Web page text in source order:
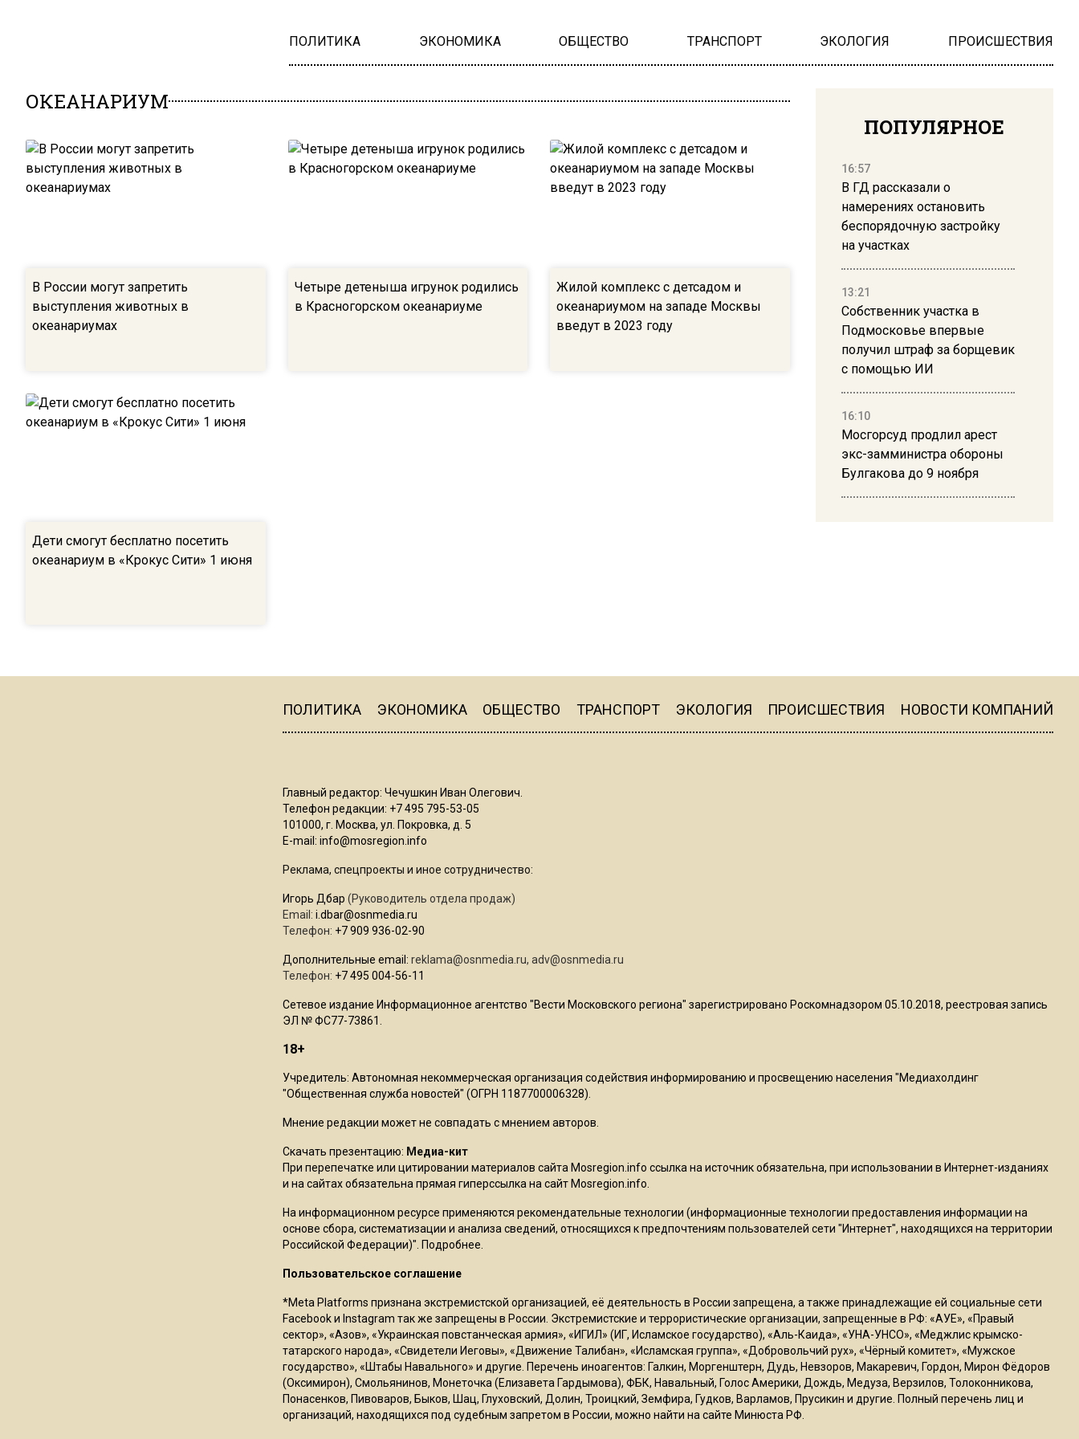
ПОЛИТИКА ЭКОНОМИКА ОБЩЕСТВО ТРАНСПОРТ ЭКОЛОГИЯ ПРОИСШЕСТВИЯ
ОКЕАНАРИУМ
В России могут запретить
выступления животных в
океанариумах
Четыре детеныша игрунок родились
в Красногорском океанариуме
Жилой комплекс с детсадом и
океанариумом на западе Москвы
введут в 2023 году
Дети смогут бесплатно посетить
океанариум в «Крокус Сити» 1 июня
ПОПУЛЯРНОЕ
16:57
В ГД рассказали о
намерениях остановить
беспорядочную застройку
на участках
13:21
Собственник участка в
Подмосковье впервые
получил штраф за борщевик
с помощью ИИ
16:10
Мосгорсуд продлил арест
экс-замминистра обороны
Булгакова до 9 ноября
В Москве 2 августа
ограничат движение на
пиццы валяются на полу
причину банкротства
13:27
20:56
Сотрудники хлебозавода в
Балашихе массово
увольняются из-за жары в
ПОЛИТИКА ЭКОНОМИКА ОБЩЕСТВО ТРАНСПОРТ ЭКОЛОГИЯ ПРОИСШЕСТВИЯ НОВОСТИ КОМПАНИЙ
Главный редактор: Чечушкин Иван Олегович.
Телефон редакции: +7 495 795-53-05
101000, г. Москва, ул. Покровка, д. 5
E-mail: info@mosregion.info
Реклама, спецпроекты и иное сотрудничество:
Игорь Дбар (Руководитель отдела продаж)
Email: i.dbar@osnmedia.ru
Телефон: +7 909 936-02-90
Дополнительные email: reklama@osnmedia.ru, adv@osnmedia.ru
Телефон: +7 495 004-56-11
Сетевое издание Информационное агентство "Вести Московского региона" зарегистрировано Роскомнадзором 05.10.2018, реестровая запись
ЭЛ № ФС77-73861.
18+
Учредитель: Автономная некоммерческая организация содействия информированию и просвещению населения "Медиахолдинг
"Общественная служба новостей" (ОГРН 1187700006328).
Мнение редакции может не совпадать с мнением авторов.
Скачать презентацию: Медиа-кит
При перепечатке или цитировании материалов сайта Mosregion.info ссылка на источник обязательна, при использовании в Интернет-изданиях
и на сайтах обязательна прямая гиперссылка на сайт Mosregion.info.
На информационном ресурсе применяются рекомендательные технологии (информационные технологии предоставления информации на
основе сбора, систематизации и анализа сведений, относящихся к предпочтениям пользователей сети "Интернет", находящихся на территории
Российской Федерации)". Подробнее
Пользовательское соглашение
*Meta Platforms признана экстремистской организацией, её деятельность в России запрещена, а также принадлежащие ей социальные сети
Facebook и Instagram так же запрещены в России. Экстремистские и террористические организации, запрещенные в РФ: «АУЕ», «Правый
сектор», «Азов», «Украинская повстанческая армия», «ИГИЛ» (ИГ, Исламское государство), «Аль-Каида», «УНА-УНСО», «Меджлис крымско-
татарского народа», «Свидетели Иеговы», «Движение Талибан», «Исламская группа», «Добровольчий рух», «Чёрный комитет», «Мужское
государство», «Штабы Навального» и другие. Перечень иноагентов: Галкин, Моргенштерн, Дудь, Невзоров, Макаревич, Гордон, Мирон Фёдоров
(Оксимирон), Смольянинов, Монеточка (Елизавета Гардымова), ФБК, Навальный, Голос Америки, Дождь, Медуза, Верзилов, Толоконникова,
Понасенков, Пивоваров, Быков, Шац, Глуховский, Долин, Троицкий, Земфира, Гудков, Варламов, Прусикин и другие. Полный перечень лиц и
организаций, находящихся под судебным запретом в России, можно найти на сайте Минюста РФ.